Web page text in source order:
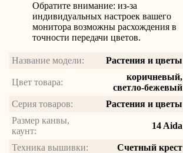
Обратите внимание: из-за
индивидуальных настроек вашего
монитора возможны расхождения в
точности передачи цветов.
Название модели: Растения и цветы
Цвет товара:
коричневый,
светло-бежевый
Серия товаров:
Растения и цветы
Размер канвы,
каунт:
14 Aida
Техника вышивки:
Счетный крест